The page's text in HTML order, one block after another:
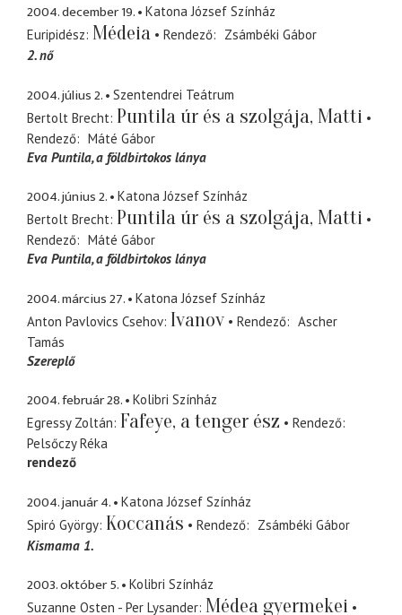
2004. december 19.
Katona József Színház
Euripidész Médeia Rendező
Zsámbéki Gábor
2. nő
2004. július 2.
Szentendrei Teátrum
Bertolt Brecht Puntila úr és a szolgája, Matti
Rendező
Máté Gábor
Eva Puntila a földbirtokos lánya
2004. június 2.
Katona József Színház
Bertolt Brecht Puntila úr és a szolgája, Matti
Rendező
Máté Gábor
Eva Puntila a földbirtokos lánya
2004. március 27.
Katona József Színház
Anton Pavlovics Csehov Ivanov Rendező
Ascher
Tamás
Szereplő
2004. február 28.
Kolibri Színház
Egressy Zoltán Fafeye, a tenger ész
Rendező
Pelsőczy Réka
rendező
2004. január 4.
Katona József Színház
Spiró György Koccanás Rendező
Zsámbéki Gábor
Kismama 1.
2003. október 5.
Kolibri Színház
Suzanne Osten - Per Lysander Médea gyermekei